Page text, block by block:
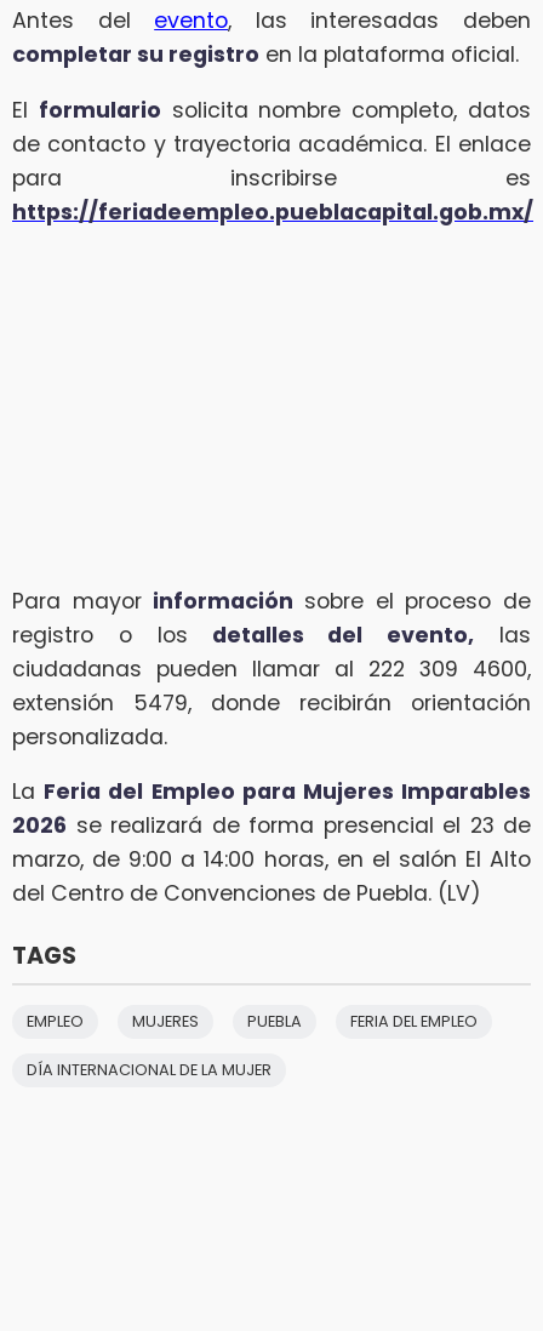
Antes del evento, las interesadas deben
completar su registro en la plataforma oficial.
El formulario solicita nombre completo, datos
de contacto y trayectoria académica. El enlace
para inscribirse es
https://feriadeempleo.pueblacapital.gob.mx/
Para mayor información sobre el proceso de
registro o los detalles del evento, las
ciudadanas pueden llamar al 222 309 4600,
extensión 5479, donde recibirán orientación
personalizada.
La Feria del Empleo para Mujeres Imparables
2026 se realizará de forma presencial el 23 de
marzo, de 9:00 a 14:00 horas, en el salón El Alto
del Centro de Convenciones de Puebla. (LV)
TAGS
EMPLEO MUJERES PUEBLA FERIA DEL EMPLEO
DÍA INTERNACIONAL DE LA MUJER